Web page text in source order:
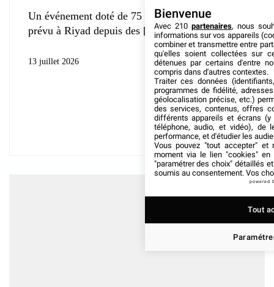
Un événement doté de 75 millions de dollars,
prévu à Riyad depuis des
13 juillet 2026
Bienvenue
Avec 210 partenaires, nous
informations sur vos appareils
combiner et transmettre entre
qu'elles soient collectées sur
détenues par certains d'entre
compris dans d'autres contextes.
Traiter ces données
programmes de fidélité,
géolocalisation précise, etc.)
des services, contenus, offres
différents appareils et écrans (y
téléphone, audio, et vidéo), de
performance, et d'étudier les
Vous pouvez "tout accepter" et
moment via le lien "cookies" en
"paramétrer des choix" détaillés
soumis au consentement. Vos
powered
Tout